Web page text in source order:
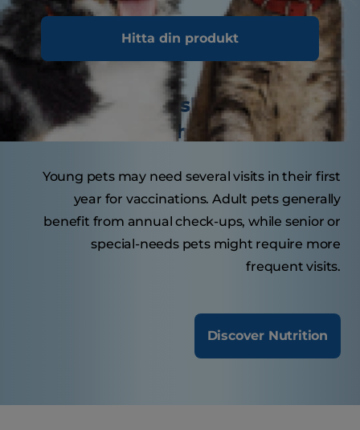
Hitta din produktTasty Tips
How often should your pet
visit the veterinarian?
Young pets may need several visits in their first
year for vaccinations. Adult pets generally
benefit from annual check-ups, while senior or
special-needs pets might require more
frequent visits.
Discover Nutrition